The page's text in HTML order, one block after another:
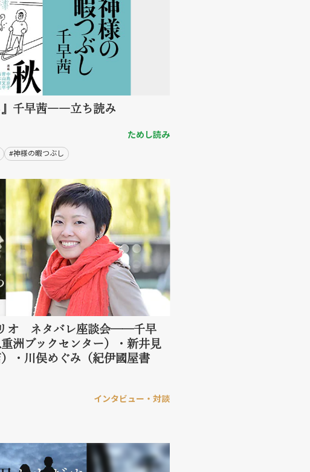
』千早茜――立ち読み
ためし読み
#神様の暇つぶし
オ ネタバレ座談会──千早
洲ブックセンター）・新井見
・川俣めぐみ（紀伊國屋書
インタビュー・対談